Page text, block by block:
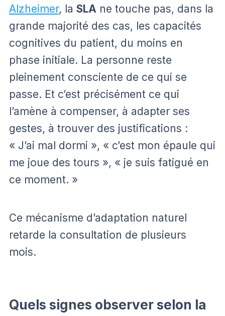
Alzheimer, la SLA ne touche pas, dans la
grande majorité des cas, les capacités
cognitives du patient, du moins en
phase initiale. La personne reste
pleinement consciente de ce qui se
passe. Et c’est précisément ce qui
l’amène à compenser, à adapter ses
gestes, à trouver des justifications :
« J’ai mal dormi », « c’est mon épaule qui
me joue des tours », « je suis fatigué en
ce moment. »
Ce mécanisme d’adaptation naturel
retarde la consultation de plusieurs
mois.
Quels signes observer selon la